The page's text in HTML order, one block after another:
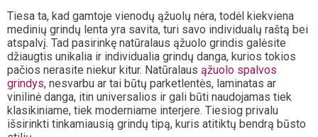
Tiesa ta, kad gamtoje vienodų ąžuolų nėra, todėl kiekviena
medinių grindų lenta yra savita, turi savo individualų raštą bei
atspalvį. Tad pasirinkę natūralaus ąžuolo grindis galėsite
džiaugtis unikalia ir individualia grindų danga, kurios tokios
pačios nerasite niekur kitur. Natūralaus ąžuolo spalvos
grindys, nesvarbu ar tai būtų parketlentės, laminatas ar
vinilinė danga, itin universalios ir gali būti naudojamas tiek
klasikiniame, tiek moderniame interjere. Tiesiog privalu
išsirinkti tinkamiausią grindų tipą, kuris atitiktų bendrą būsto